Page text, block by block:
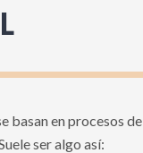
basan en procesos de
ser algo así: